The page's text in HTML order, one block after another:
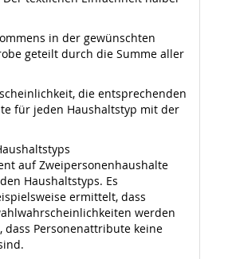
in der gewünschten
geteilt durch die Summe aller
die entsprechenden
für jeden Haushaltstyp mit der
auf Zweipersonenhaushalte
Haushaltstyps. Es
ermittelt, dass
werden
Personenattribute keine